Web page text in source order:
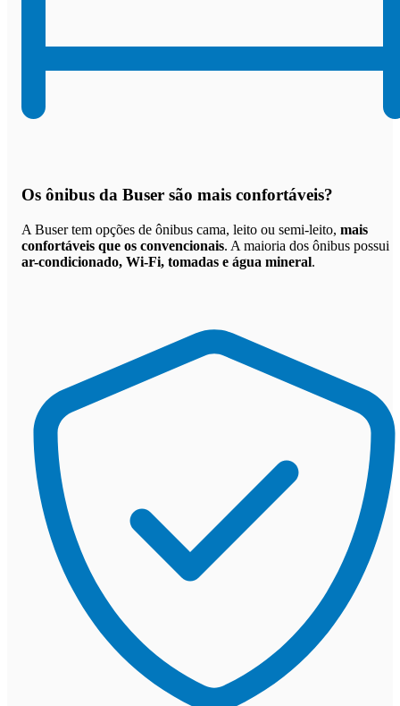
Os ônibus da Buser são mais confortáveis?
A Buser tem opções de ônibus cama, leito ou semi-leito, mais
confortáveis que os convencionais. A maioria dos ônibus possui
ar-condicionado, Wi-Fi, tomadas e água mineral.